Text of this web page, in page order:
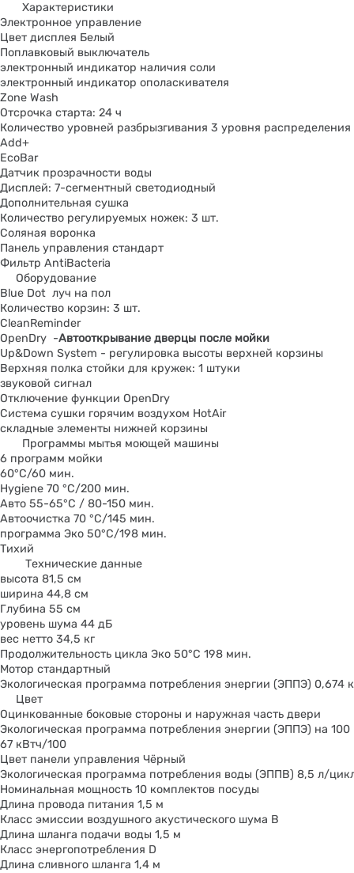
Характеристики
Электронное управление
Цвет дисплея Белый
Поплавковый выключатель
электронный индикатор наличия соли
электронный индикатор ополаскивателя
Zone Wash
Отсрочка старта: 24 ч
Количество уровней разбрызгивания 3 уровня
Add+
EcoBar
Датчик прозрачности воды
Дисплей: 7-сегментный светодиодный
Дополнительная сушка
Количество регулируемых ножек: 3 шт.
Соляная воронка
Панель управления стандарт
Фильтр AntiBacteria
Оборудование
Blue Dot луч на пол
Количество корзин: 3 шт.
CleanReminder
OpenDry -Автооткрывание дверцы после мойки
Up&Down System - регулировка высоты верхней корзины
Верхняя полка стойки для кружек: 1 штуки
звуковой сигнал
Отключение функции OpenDry
Система сушки горячим воздухом HotAir
складные элементы нижней корзины
Программы мытья моющей машины
6 программ мойки
60°C/60 мин.
Hygiene 70 °C/200 мин.
Авто 55-65°С / 80-150 мин.
Автоочистка 70 °C/145 мин.
программа Эко 50°С/198 мин.
Тихий
Технические данные
высота 81,5 см
ширина 44,8 см
Глубина 55 см
уровень шума 44 дБ
вес нетто 34,5 кг
Продолжительность цикла Эко 50°С 198 мин.
Мотор стандартный
Экологическая программа потребления энергии (ЭППЭ) 0,674
Цвет
Оцинкованные боковые стороны и наружная часть двери
Экологическая программа потребления энергии (ЭППЭ) на 100
67 кВтч/100
Цвет панели управления Чёрный
Экологическая программа потребления воды (ЭППВ) 8,5 л/
Номинальная мощность 10 комплектов посуды
Длина провода питания 1,5 м
Класс эмиссии воздушного акустического шума B
Длина шланга подачи воды 1,5 м
Класс энергопотребления D
Длина сливного шланга 1,4 м